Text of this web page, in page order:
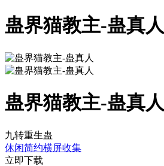
蛊界猫教主-蛊真人
蛊界猫教主-蛊真人
九转重生蛊
休闲简约横屏收集
立即下载